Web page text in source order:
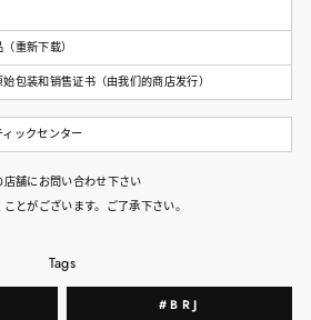
重新下载）
包装和销售证书（由我们的商店发行）
ィックセンター
舗にお問い合わせ下さい
とがございます。ご了承下さい。
Tags
#BRJ